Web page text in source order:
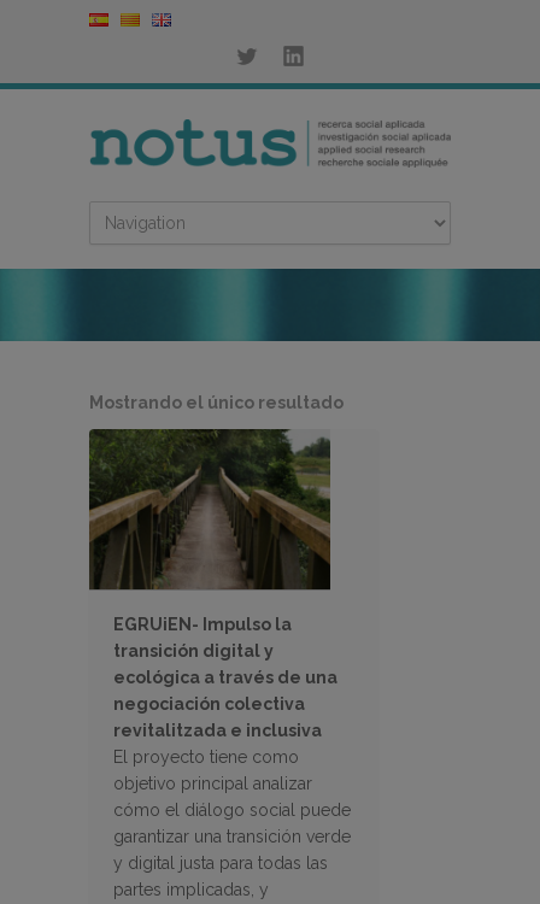
Mostrando el único resultado
EGRUiEN- Impulso la
transición digital y
ecológica a través de una
negociación colectiva
revitalitzada e inclusiva
El proyecto tiene como
objetivo principal analizar
cómo el diálogo social puede
garantizar una transición verde
y digital justa para todas las
partes implicadas, y